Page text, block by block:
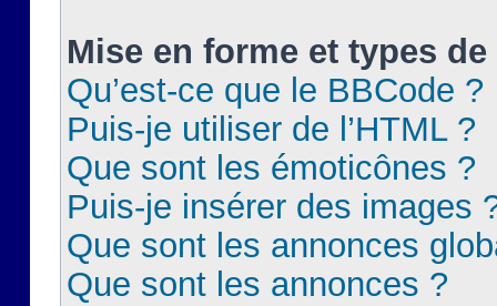
Mise en forme et types
Qu’est-ce que le BBCode ?
Puis-je utiliser de l’HTML ?
Que sont les émoticônes ?
Puis-je insérer des images
Que sont les annonces
Que sont les annonces ?